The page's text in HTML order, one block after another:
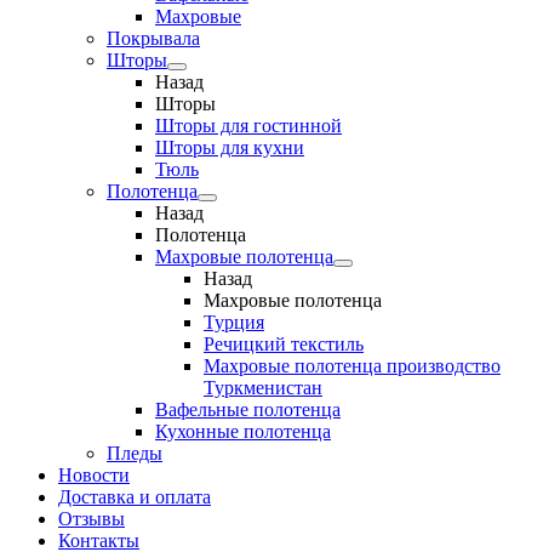
Махровые
Покрывала
Шторы
Назад
Шторы
Шторы для гостинной
Шторы для кухни
Тюль
Полотенца
Назад
Полотенца
Махровые полотенца
Назад
Махровые полотенца
Турция
Речицкий текстиль
Махровые полотенца производство
Туркменистан
Вафельные полотенца
Кухонные полотенца
Пледы
Новости
Доставка и оплата
Отзывы
Контакты